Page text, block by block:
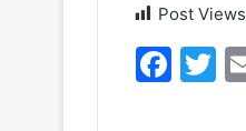
Post
F
T